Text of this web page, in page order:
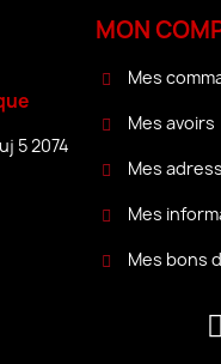
5 2074
MON
Mes
Mes avoirs
Mes
Mes
Mes bons